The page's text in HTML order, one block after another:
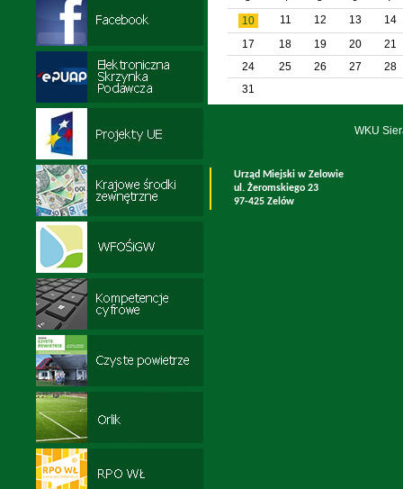
10
11 12 13
14
17
18 19 20
21
24
25 26 27
28
31
WKU
Urząd Miejski w Zelowie
ul. Żeromskiego 23
97-425 Zelów